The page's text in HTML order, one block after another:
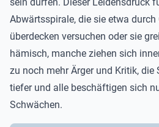
Abwärtsspirale, die sie etwa durch
überdecken versuchen oder sie
hämisch, manche ziehen sich
zu noch mehr Ärger und Kritik,
tiefer und alle beschäftigen sich
Schwächen.